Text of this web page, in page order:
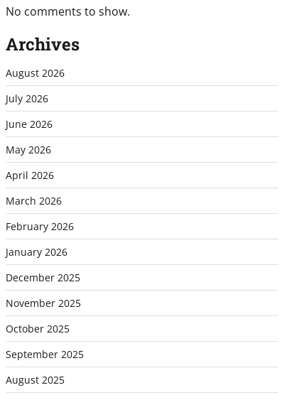
No comments to show.
Archives
August 2026
July 2026
June 2026
May 2026
April 2026
March 2026
February 2026
January 2026
December 2025
November 2025
October 2025
September 2025
August 2025